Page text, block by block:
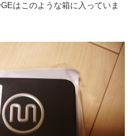
はこのような箱に入っていま